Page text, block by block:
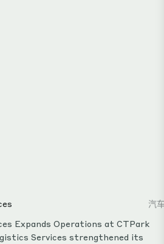
汽
Expands Operations at CTPark
Services strengthened its